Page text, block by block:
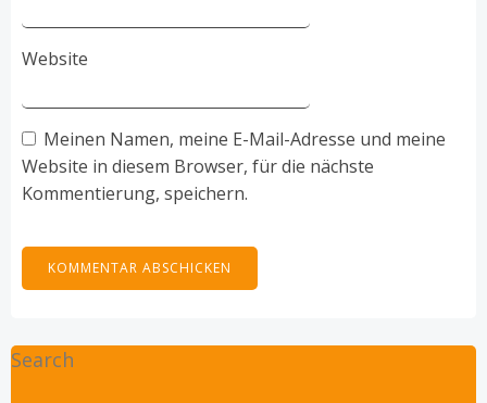
Website
Meinen Namen, meine E-Mail-Adresse und meine
Website in diesem Browser, für die nächste
Kommentierung, speichern.
Search